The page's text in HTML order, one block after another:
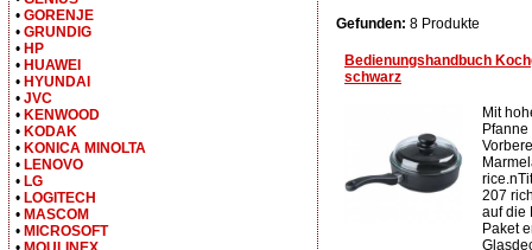
Gefunden: 8 Produkte
Bedienungshandbuch
schwarz
Mit
207
auf die
Paket
• GORENJE
• GRUNDIG
• HP
• HUAWEI
• HYUNDAI
• JVC
• KENWOOD
• KODAK
• KONICA MINOLTA
• LENOVO
• LG
• LOGITECH
• MASCOM
• MICROSOFT